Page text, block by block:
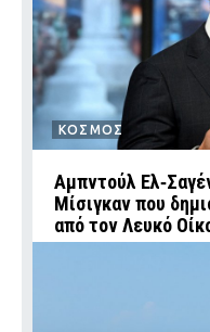
ΚΟΣΜΟΣ
Αμπντούλ
Μίσιγκαν που
από τον Λευκό